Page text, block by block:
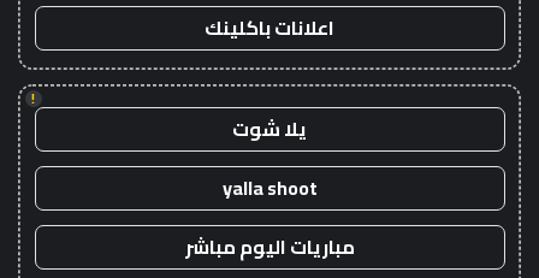
اعلانات باكلينك
!
يلا شوت
yalla shoot
مباريات اليوم مباشر